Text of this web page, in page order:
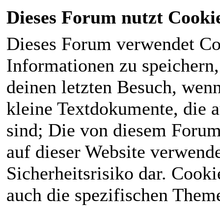
Dieses Forum nutzt
Dieses Forum verwendet
Informationen zu
deinen letzten Besuch,
kleine Textdokumente, die
sind; Die von diesem
auf dieser Website
Sicherheitsrisiko dar.
auch die spezifischen